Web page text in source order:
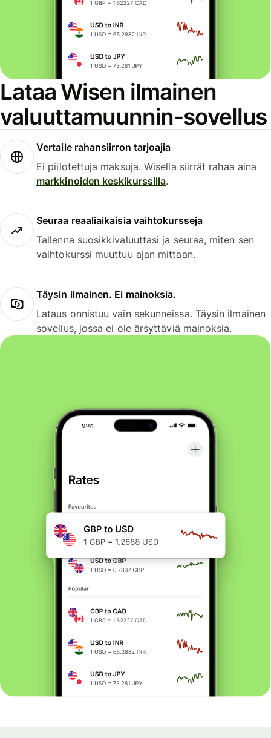
Lataa Wisen ilmainen
valuuttamuunnin-sovellus
Vertaile rahansiirron tarjoajia
Ei piilotettuja maksuja. Wisella siirrät rahaa aina
markkinoiden keskikurssilla.
Seuraa reaaliaikaisia vaihtokursseja
Tallenna suosikkivaluuttasi ja seuraa, miten sen
vaihtokurssi muuttuu ajan mittaan.
Täysin ilmainen. Ei mainoksia.
Lataus onnistuu vain sekunneissa. Täysin ilmainen
sovellus, jossa ei ole ärsyttäviä mainoksia.